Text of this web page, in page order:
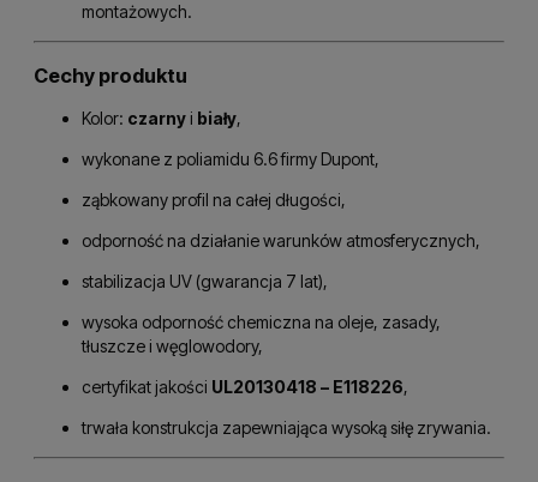
montażowych.
Cechy produktu
Kolor: czarny i biały,
wykonane z poliamidu 6.6 firmy Dupont,
ząbkowany profil na całej długości,
odporność na działanie warunków atmosferycznych,
stabilizacja UV (gwarancja 7 lat),
wysoka odporność chemiczna na oleje, zasady,
tłuszcze i węglowodory,
certyfikat jakości UL20130418 – E118226,
trwała konstrukcja zapewniająca wysoką siłę zrywania.